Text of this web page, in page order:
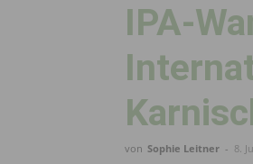
IPA-
von Sophie Leitner - 8.